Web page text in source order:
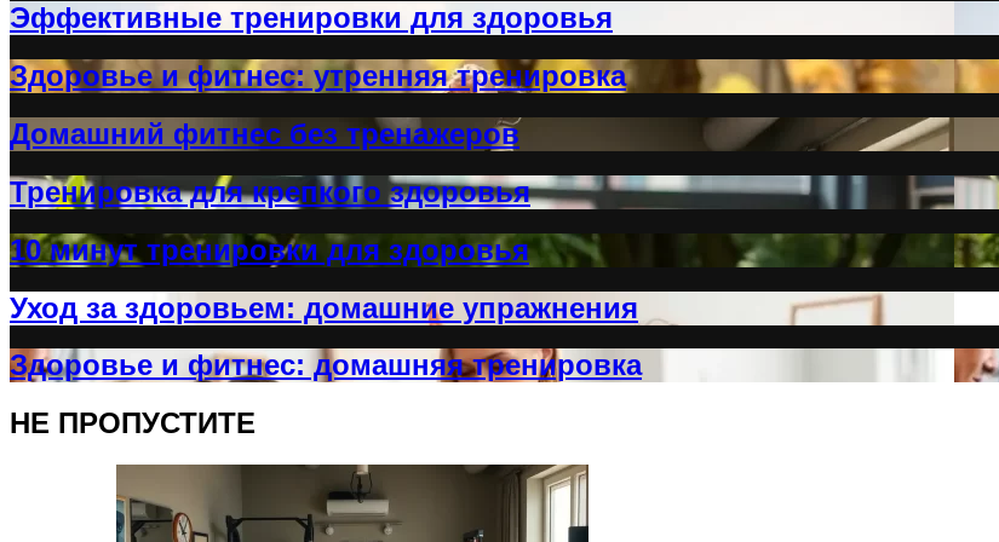
Эффективные тренировки для здоровья
Здоровье и фитнес: утренняя тренировка
Домашний фитнес без тренажеров
Тренировка для крепкого здоровья
10 минут тренировки для здоровья
Уход за здоровьем: домашние упражнения
Здоровье и фитнес: домашняя тренировка
НЕ ПРОПУСТИТЕ